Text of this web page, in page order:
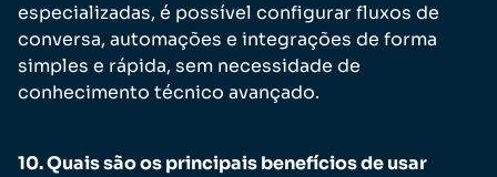
especializadas, é possível configurar fluxos de
conversa, automações e integrações de forma
simples e rápida, sem necessidade de
conhecimento técnico avançado.
10. Quais são os principais benefícios de usar